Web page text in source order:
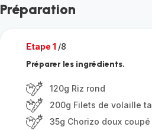
Préparation
Etape 1 /8
Préparer les ingrédients.
120g Riz rond
200g Filets de volaille
35g Chorizo doux